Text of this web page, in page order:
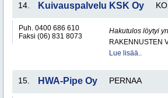
14. Kuivauspalvelu KSK Oy
Puh. 0400 686 610
Faksi (06) 831 8073
Hakutulos löytyi
RAKENNUSTEN
Lue lisää..
15. HWA-Pipe Oy PERNAA